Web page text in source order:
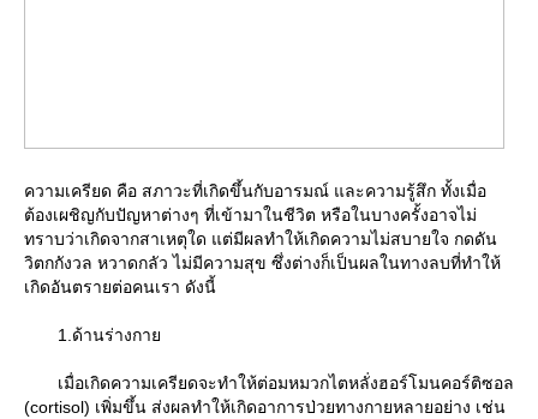
ความเครียด คือ สภาวะที่เกิดขึ้นกับอารมณ์ และความรู้สึก ทั้งเมื่อ
ต้องเผชิญกับปัญหาต่างๆ ที่เข้ามาในชีวิต หรือในบางครั้งอาจไม่
ทราบว่าเกิดจากสาเหตุใด แต่มีผลทำให้เกิดความไม่สบายใจ กดดัน
วิตกกังวล หวาดกลัว ไม่มีความสุข ซึ่งต่างก็เป็นผลในทางลบที่ทำให้
เกิดอันตรายต่อคนเรา ดังนี้
1.ด้านร่างกา
เมื่อเกิดความเครียดจะทำให้ต่อมหมวกไตหลั่งฮอร์โมนคอร์ติซอล
(cortisol) เพิ่มขึ้น ส่งผลทำให้เกิดอาการป่วยทางกายหลายอย่าง เช่น